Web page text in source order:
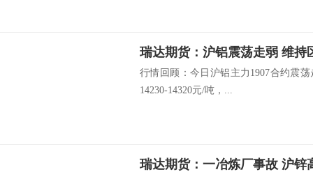
瑞达期货：沪铝震荡走弱 维持
行情回顾：今日沪铝主力1907合约震
14230-14320元/吨，...
瑞达期货：一冶炼厂事故 沪锌